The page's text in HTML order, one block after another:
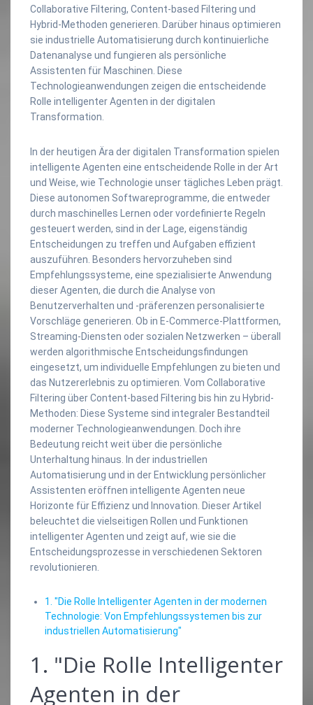
Collaborative Filtering, Content-based Filtering und
Hybrid-Methoden generieren. Darüber hinaus optimieren
sie industrielle Automatisierung durch kontinuierliche
Datenanalyse und fungieren als persönliche
Assistenten für Maschinen. Diese
Technologieanwendungen zeigen die entscheidende
Rolle intelligenter Agenten in der digitalen
Transformation.
In der heutigen Ära der digitalen Transformation spielen
intelligente Agenten eine entscheidende Rolle in der Art
und Weise, wie Technologie unser tägliches Leben prägt.
Diese autonomen Softwareprogramme, die entweder
durch maschinelles Lernen oder vordefinierte Regeln
gesteuert werden, sind in der Lage, eigenständig
Entscheidungen zu treffen und Aufgaben effizient
auszuführen. Besonders hervorzuheben sind
Empfehlungssysteme, eine spezialisierte Anwendung
dieser Agenten, die durch die Analyse von
Benutzerverhalten und -präferenzen personalisierte
Vorschläge generieren. Ob in E-Commerce-Plattformen,
Streaming-Diensten oder sozialen Netzwerken – überall
werden algorithmische Entscheidungsfindungen
eingesetzt, um individuelle Empfehlungen zu bieten und
das Nutzererlebnis zu optimieren. Vom Collaborative
Filtering über Content-based Filtering bis hin zu Hybrid-
Methoden: Diese Systeme sind integraler Bestandteil
moderner Technologieanwendungen. Doch ihre
Bedeutung reicht weit über die persönliche
Unterhaltung hinaus. In der industriellen
Automatisierung und in der Entwicklung persönlicher
Assistenten eröffnen intelligente Agenten neue
Horizonte für Effizienz und Innovation. Dieser Artikel
beleuchtet die vielseitigen Rollen und Funktionen
intelligenter Agenten und zeigt auf, wie sie die
Entscheidungsprozesse in verschiedenen Sektoren
revolutionieren.
1. "Die Rolle Intelligenter Agenten in der modernen
Technologie: Von Empfehlungssystemen bis zur
industriellen Automatisierung"
1. "Die Rolle Intelligenter
Agenten in der